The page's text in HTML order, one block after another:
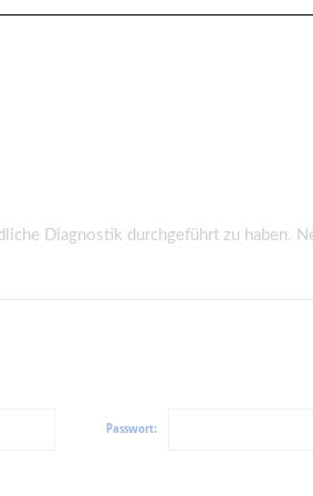
Diagnostik durchgeführt zu haben.
Passwort: